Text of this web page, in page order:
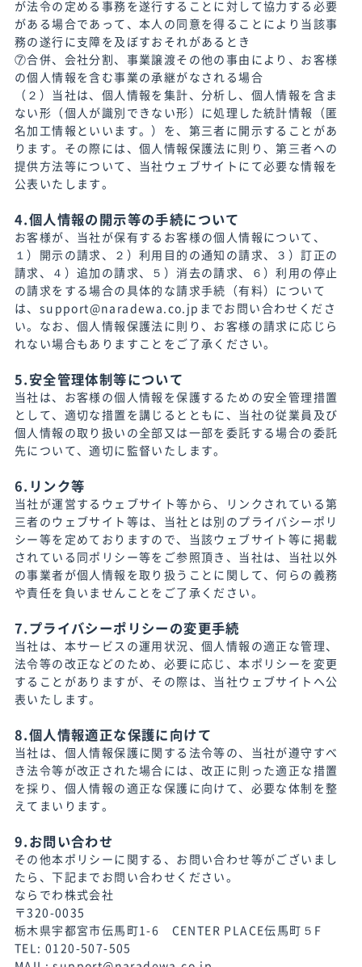
が法令の定める事務を遂行することに対して協力する必要
がある場合であって、本人の同意を得ることにより当該事
務の遂行に支障を及ぼすおそれがあるとき
⑦合併、会社分割、事業譲渡その他の事由により、お客様
の個人情報を含む事業の承継がなされる場合
（２）当社は、個人情報を集計、分析し、個人情報を含ま
ない形（個人が識別できない形）に処理した統計情報（匿
名加工情報といいます。）を、第三者に開示することがあ
ります。その際には、個人情報保護法に則り、第三者への
提供方法等について、当社ウェブサイトにて必要な情報を
公表いたします。
4.個人情報の開示等の手続について
お客様が、当社が保有するお客様の個人情報について、
１）開示の請求、２）利用目的の通知の請求、３）訂正の
請求、４）追加の請求、５）消去の請求、６）利用の停止
の請求をする場合の具体的な請求手続（有料）について
は、support@naradewa.co.jpまでお問い合わせくださ
い。なお、個人情報保護法に則り、お客様の請求に応じら
れない場合もありますことをご了承ください。
5.安全管理体制等について
当社は、お客様の個人情報を保護するための安全管理措置
として、適切な措置を講じるとともに、当社の従業員及び
個人情報の取り扱いの全部又は一部を委託する場合の委託
先について、適切に監督いたします。
6.リンク等
当社が運営するウェブサイト等から、リンクされている第
三者のウェブサイト等は、当社とは別のプライバシーポリ
シー等を定めておりますので、当該ウェブサイト等に掲載
されている同ポリシー等をご参照頂き、当社は、当社以外
の事業者が個人情報を取り扱うことに関して、何らの義務
や責任を負いませんことをご了承ください。
7.プライバシーポリシーの変更手続
当社は、本サービスの運用状況、個人情報の適正な管理、
法令等の改正などのため、必要に応じ、本ポリシーを変更
することがありますが、その際は、当社ウェブサイトへ公
表いたします。
8.個人情報適正な保護に向けて
当社は、個人情報保護に関する法令等の、当社が遵守すべ
き法令等が改正された場合には、改正に則った適正な措置
を採り、個人情報の適正な保護に向けて、必要な体制を整
えてまいります。
9.お問い合わせ
その他本ポリシーに関する、お問い合わせ等がございまし
たら、下記までお問い合わせください。
ならでわ株式会社
〒320-0035
栃木県宇都宮市伝馬町1-6 CENTER PLACE伝馬町５F
TEL: 0120-507-505